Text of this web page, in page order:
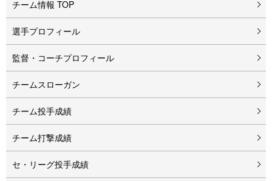
チーム情報 TOP
選手プロフィール
監督・コーチプロフィール
チームスローガン
チーム投手成績
チーム打撃成績
セ・リーグ投手成績